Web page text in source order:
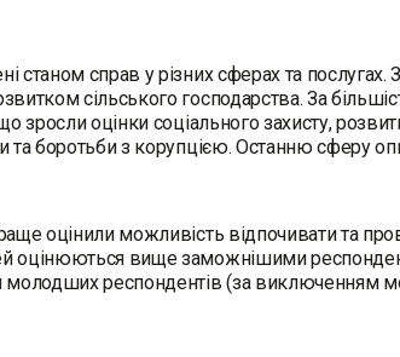
станом справ у різних сферах та
сільського господарства. За
зросли оцінки соціального захисту,
боротьби з корупцією. Останню сферу
оцінили можливість відпочивати та
оцінюються вище заможнішими
респондентів (за виключенням